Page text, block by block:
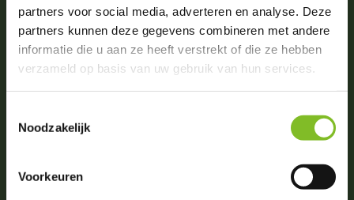
partners voor social media, adverteren en analyse. Deze
partners kunnen deze gegevens combineren met andere
informatie die u aan ze heeft verstrekt of die ze hebben
verzameld op basis van uw gebruik van hun services.
Noodzakelijk
Voorkeuren
Vragen of advies nodig?